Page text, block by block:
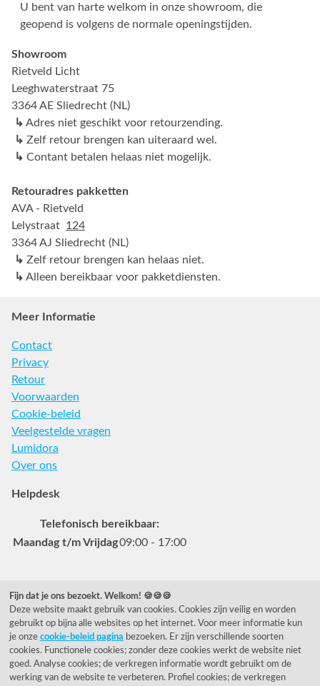
U bent van harte welkom in onze showroom, die
geopend is volgens de normale openingstijden.
Showroom
Rietveld Licht
Leeghwaterstraat 75
3364 AE Sliedrecht (NL)
↳ Adres niet geschikt voor retourzending.
↳ Zelf retour brengen kan uiteraard wel.
↳ Contant betalen helaas niet mogelijk.
Retouradres pakketten
AVA - Rietveld
Lelystraat 124
3364 AJ Sliedrecht (NL)
↳ Zelf retour brengen kan helaas niet.
↳ Alleen bereikbaar voor pakketdiensten.
Meer Informatie
Contact
Privacy
Retour
Voorwaarden
Cookie-beleid
Veelgestelde vragen
Lumidora
Over ons
Helpdesk
Telefonisch bereikbaar:
Maandag t/m Vrijdag09:00 - 17:00
Veelgestelde vragen
0031 78 615 44 15
helpdesk@rietveldlicht.nl
Facebook InstagramPinterest
Fijn dat je ons bezoekt. Welkom! 🍪🍪🍪
Deze website maakt gebruik van cookies. Cookies zijn veilig en worden
gebruikt op bijna alle websites op het internet. Voor meer informatie kun
je onze cookie-beleid pagina bezoeken. Er zijn verschillende soorten
cookies. Functionele cookies; zonder deze cookies werkt de website niet
goed. Analyse cookies; de verkregen informatie wordt gebruikt om de
werking van de website te verbeteren. Profiel cookies; de verkregen